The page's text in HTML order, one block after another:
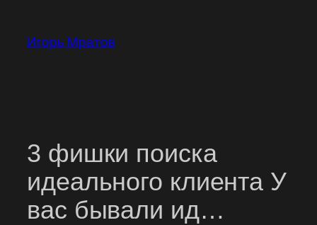
содержимому
Игорь Мратов
3 фишки поиска
идеального клиента У
вас бывали ид…